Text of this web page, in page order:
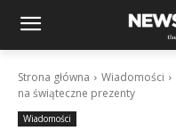
Strona główna Wiadomości
na świąteczne prezenty
Wiadomości